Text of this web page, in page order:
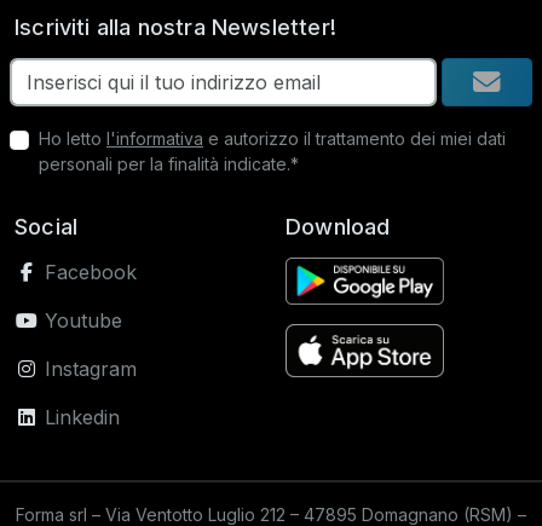
Iscriviti alla nostra Newsletter!
Ho letto l'informativa e autorizzo il trattamento dei miei dati
personali per la finalità indicate.*
Social
Facebook
Youtube
Instagram
Linkedin
Download
Forma srl – Via Ventotto Luglio 212 – 47895 Domagnano (RSM) –